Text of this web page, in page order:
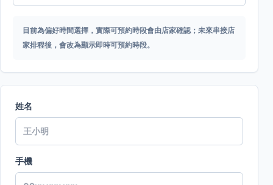
目前為偏好時間選擇，實際可預約時段會由店家確認；未來串接店
家排程後，會改為顯示即時可預約時段。
姓名
手機